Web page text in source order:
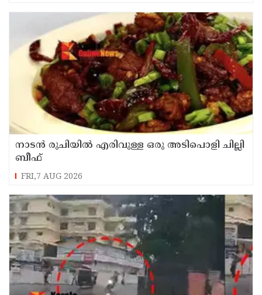
നാടൻ രുചിയിൽ എരിവുള്ള ഒരു അടിപൊളി ചില്ലി
ബീഫ്
FRI,7 AUG 2026